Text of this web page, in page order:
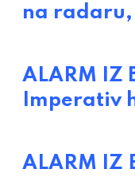
na radaru,
ALARM IZ
Imperativ
ALARM IZ